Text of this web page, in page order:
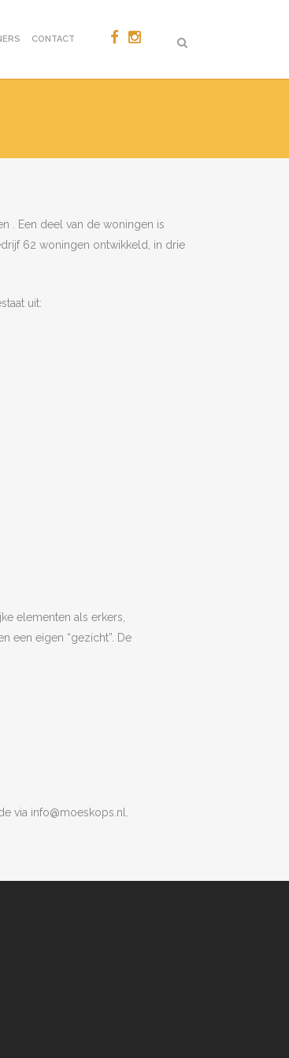
CONTACT
. Een deel van de woningen is
62 woningen ontwikkeld, in drie
uit:
elementen als erkers,
een eigen “gezicht”. De
via info@moeskops.nl.